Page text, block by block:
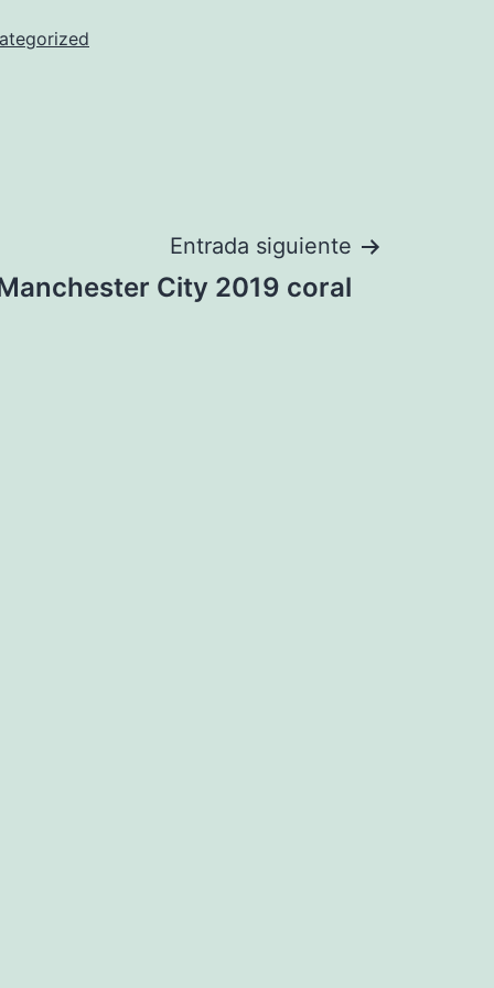
Entrada siguiente
City 2019 coral